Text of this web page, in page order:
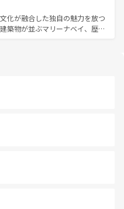
で、どの季節にも異なる楽しみ
いタイの人々、仏教を中心とし
資源が、訪れる旅人を魅了し続
るはず。観光スポットが密集し
を回れるのも魅力。息をのむよ
まで、香港を存分に楽しみ尽く
化が融合した独自の魅力を放つ
築物が並ぶマリーナベイ、歴史
情を楽しめる外せないスポット